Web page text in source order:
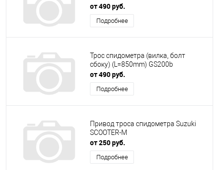
Storm, F1
от 490 руб.
Подробнее
Трос спидометра (вилка, болт
сбоку) (L=850mm) GS200b
от 490 руб.
Подробнее
Привод троса спидометра Suzuki
SCOOTER-M
от 250 руб.
Подробнее